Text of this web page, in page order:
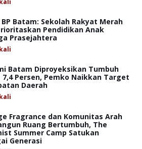
kali
BP Batam: Sekolah Rakyat Merah
Pendidikan Anak
Prasejahtera
kali
Batam Diproyeksikan Tumbuh
Persen, Pemko Naikkan Target
Daerah
kali
Fragrance dan Komunitas Arah
Ruang Bertumbuh, The
Summer Camp Satukan
Generasi